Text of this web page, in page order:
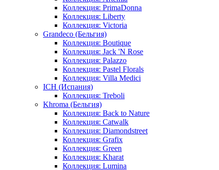
Коллекция: PrimaDonna
Коллекция: Liberty
Коллекция: Victoria
Grandeco (Бельгия)
Коллекция: Boutique
Коллекция: Jack 'N Rose
Коллекция: Palazzo
Коллекция: Pastel Florals
Коллекция: Villa Medici
ICH (Испания)
Коллекция: Treboli
Khroma (Бельгия)
Коллекция: Back to Nature
Коллекция: Catwalk
Коллекция: Diamondstreet
Коллекция: Grafix
Коллекция: Green
Коллекция: Kharat
Коллекция: Lumina